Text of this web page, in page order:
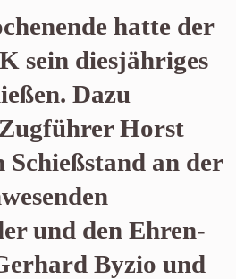
hatte der
sein diesjähriges
Dazu
Horst
Schießstand an der
und den Ehren-
Byzio und